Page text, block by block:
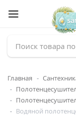
Главная
Водяной